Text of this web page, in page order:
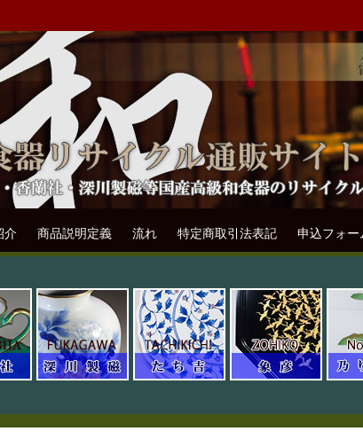
リサイクル通販専門店フ
社・深川製磁等の和食器リサイクル通販サイトです。
介 商品説明定義 流れ 特定商取引法表記 申込フォー